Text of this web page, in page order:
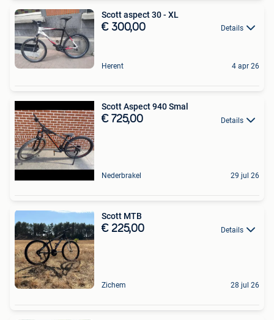
Scott aspect 30 - XL
€ 300,00 Details
Herent 4 apr 26
Scott Aspect 940 Smal
€ 725,00 Details
Nederbrakel 29 jul 26
Scott MTB
€ 225,00 Details
Zichem 28 jul 26